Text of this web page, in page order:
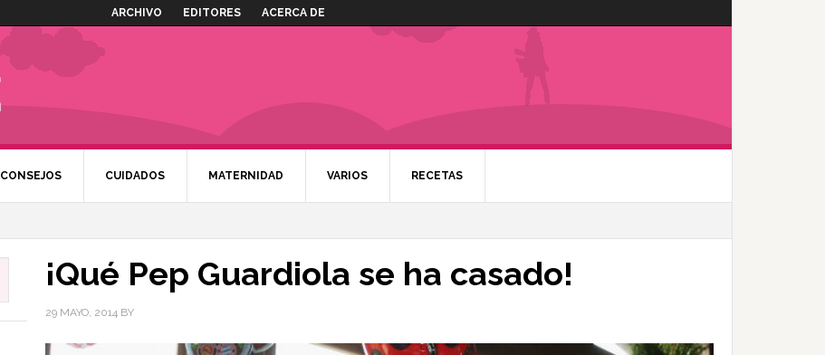
ARCHIVO EDITORES ACERCA DE
CONSEJOS CUIDADOS MATERNIDAD VARIOS RECETAS
¡Qué Pep Guardiola se ha casado!
29 MAYO, 2014 BY